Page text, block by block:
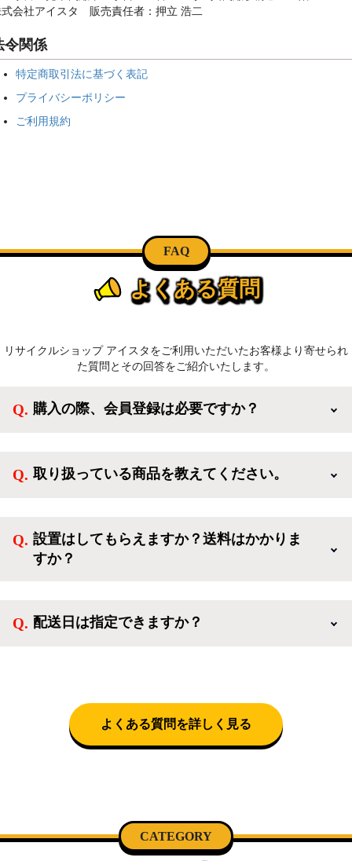
会社アイスタ 販売責任者：押立 浩二
令関係
特定商取引法に基づく表記
プライバシーポリシー
ご利用規約
FAQ
よくある質問
リサイクルショップ アイスタをご利用いただいたお客様より寄せられ
た質問とその回答をご紹介いたします。
購入の際、会員登録は必要ですか？
方、登録しなくてもカートに商品を入れた後、ログイ
取り扱っている商品を教えてください。
活を応援するような家電セットから、季節・空調家
電、調理家電、生活家電まで、幅広く中古家電を取り
設置はしてもらえますか？送料はかかりま
すか？
神奈川・千葉)において自社配送を選択いただくこと
配送日は指定できますか？
話にて日時決定に関するご連絡をさせて頂きます。
よくある質問を詳しく見る
CATEGORY